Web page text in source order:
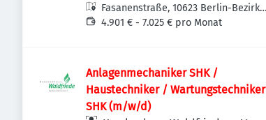
Fasanenstraße, 10623 Berlin-Bezirk
Charlottenburg-Wilmersdorf,
4.901 € - 7.025 € pro Monat
Anlagenmechaniker SHK /
Haustechniker / Wartungstechniker
SHK (m/w/d)